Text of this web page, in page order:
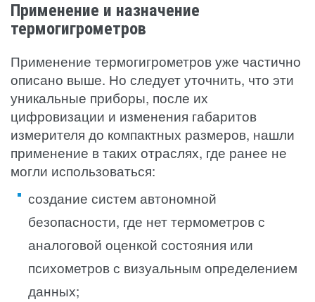
Применение и назначение
термогигрометров
Применение термогигрометров уже частично
описано выше. Но следует уточнить, что эти
уникальные приборы, после их
цифровизации и изменения габаритов
измерителя до компактных размеров, нашли
применение в таких отраслях, где ранее не
могли использоваться:
создание систем автономной
безопасности, где нет термометров с
аналоговой оценкой состояния или
психометров с визуальным определением
данных;